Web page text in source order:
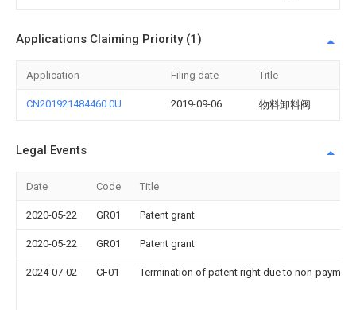
Applications Claiming Priority (1)
Application Filing date Title
CN201921484460.0U 2019-09-06 物料卸料阀
Legal Events
Date Code Title
2020-05-22 GR01 Patent grant
2020-05-22 GR01 Patent grant
2024-07-02 CF01 Termination of patent right due to non-